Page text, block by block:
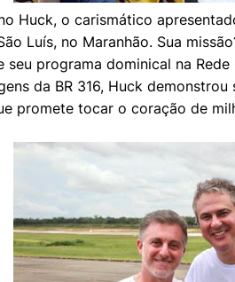
Huck, o carismático
Luís, no Maranhão. Sua
programa dominical na
da BR 316, Huck
promete tocar o coração de